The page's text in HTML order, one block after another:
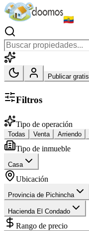
Publicar gratis
Filtros
Tipo de operación
Todas Venta Arriendo
Tipo de inmueble
Casa
Ubicación
Provincia de Pichincha
Hacienda El Condado
Rango de precio